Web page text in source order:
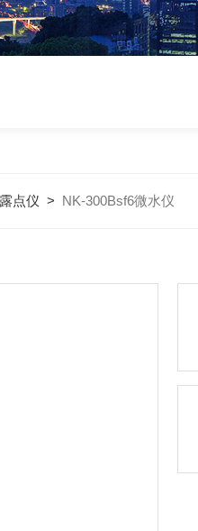
点仪 > NK-300Bsf6微水仪